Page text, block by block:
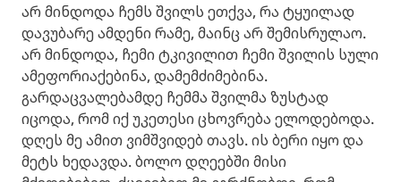
არ მინდოდა ჩემს შვილს ეთქვა, რა ტყუილად
დავუბარე ამდენი რამე, მაინც არ შემისრულაო.
არ მინდოდა, ჩემი ტკივილით ჩემი შვილის სული
ამეფორიაქებინა, დამემძიმებინა.
გარდაცვალებამდე ჩემმა შვილმა ზუსტად
იცოდა, რომ იქ უკეთესი ცხოვრება ელოდებოდა.
დღეს მე ამით ვიმშვიდებ თავს. ის ბერი იყო და
მეტს ხედავდა. ბოლო დღეებში მისი